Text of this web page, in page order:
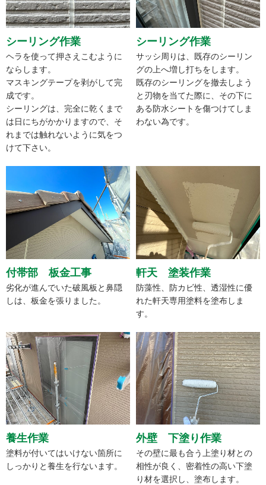
シーリング作業
ヘラを使って押さえこむように
ならします。
マスキングテープを剥がして完
成です。
シーリングは、完全に乾くまで
は日にちがかかりますので、そ
れまでは触れないように気をつ
けて下さい。
シーリング作業
サッシ周りは、既存のシーリン
グの上へ増し打ちをします。
既存のシーリングを撤去しよう
と刃物を当てた際に、その下に
ある防水シートを傷つけてしま
わない為です。
付帯部 板金工事
劣化が進んでいた破風板と鼻隠
しは、板金を張りました。
軒天 塗装作業
防藻性、防カビ性、透湿性に優
れた軒天専用塗料を塗布しま
す。
養生作業
塗料が付いてはいけない箇所に
しっかりと養生を行ないます。
外壁 下塗り作業
その壁に最も合う上塗り材との
相性が良く、密着性の高い下塗
り材を選択し、塗布します。